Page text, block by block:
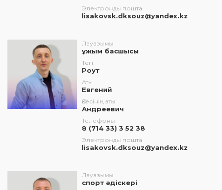
Электронды пошта
lisakovsk.dksouz@yandex.kz
Лауазымы
ұжым басшысы
Тегі
Роут
Аты
Евгений
Әкесінің аты
Андреевич
Телефоны
8 (714 33) 3 52 38
Электронды пошта
lisakovsk.dksouz@yandex.kz
Лауазымы
спорт әдіскері